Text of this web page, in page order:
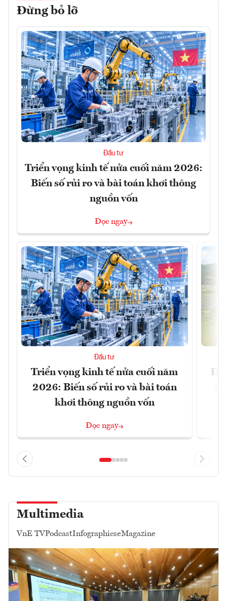
Đừng bỏ lỡ
Đầu tư
Triển vọng kinh tế nửa cuối năm 2026:
Biến số rủi ro và bài toán khơi thông
nguồn vốn
Đọc ngay
Đầu tư
Triển vọng kinh tế nửa cuối năm
2026: Biến số rủi ro và bài toán
khơi thông nguồn vốn
Đọc ngay
Multimedia
VnE TVPodcastInfographicseMagazine